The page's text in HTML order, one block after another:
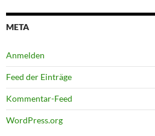
META
Anmelden
Feed der Einträge
Kommentar-Feed
WordPress.org